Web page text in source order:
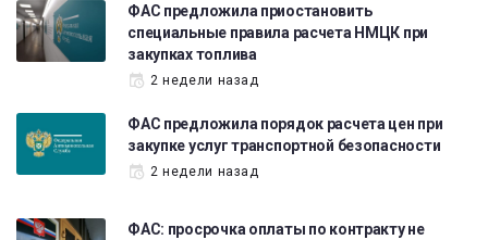
ФАС предложила приостановить
специальные правила расчета НМЦК при
закупках топлива
2 недели назад
ФАС предложила порядок расчета цен при
закупке услуг транспортной безопасности
2 недели назад
ФАС: просрочка оплаты по контракту не